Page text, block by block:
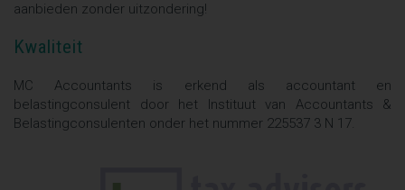
aanbieden zonder uitzondering!
Kwaliteit
MC Accountants is erkend als accountant en
belastingconsulent door het Instituut van Accountants &
Belastingconsulenten onder het nummer 225537 3 N 17.